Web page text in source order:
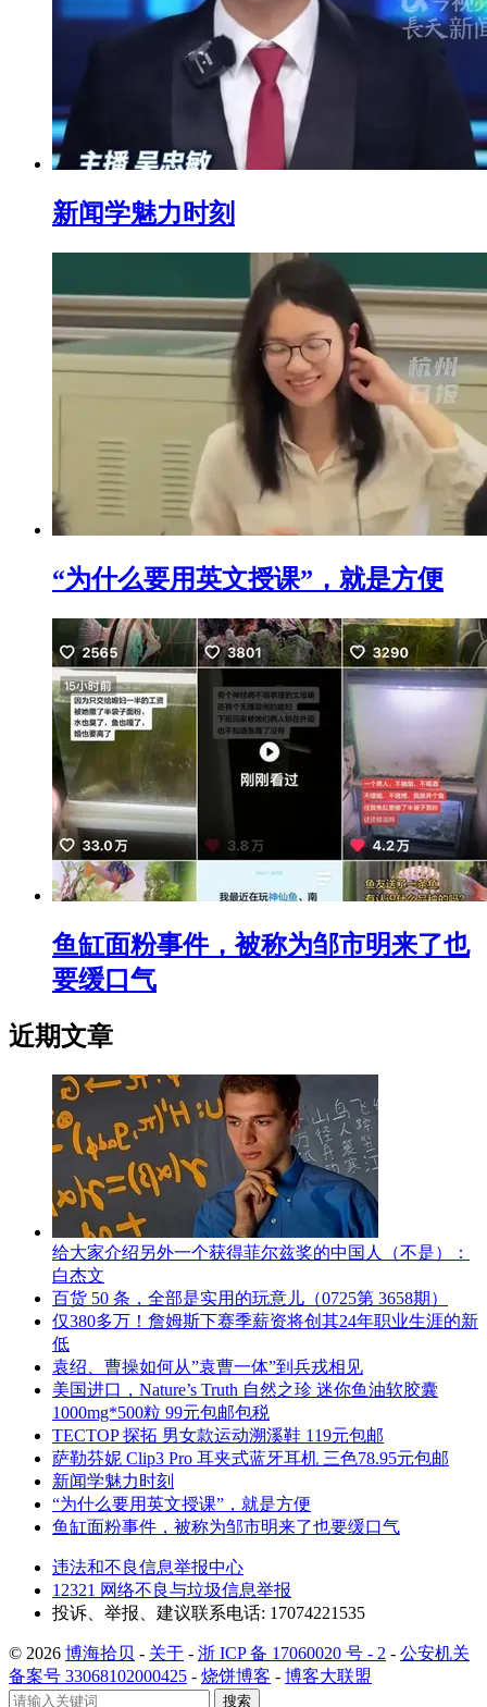
新闻学魅力时刻
“为什么要用英文授课”，就是方便
鱼缸面粉事件，被称为邹市明来了也
要缓口气
近期文章
给大家介绍另外一个获得菲尔兹奖的中国人（不是）：
白杰文
百货 50 条，全部是实用的玩意儿（0725第 3658期）
仅380多万！詹姆斯下赛季薪资将创其24年职业生涯的新
低
袁绍、曹操如何从”袁曹一体”到兵戎相见
美国进口，Nature’s Truth 自然之珍 迷你鱼油软胶囊
1000mg*500粒 99元包邮包税
TECTOP 探拓 男女款运动溯溪鞋 119元包邮
萨勒芬妮 Clip3 Pro 耳夹式蓝牙耳机 三色78.95元包邮
新闻学魅力时刻
“为什么要用英文授课”，就是方便
鱼缸面粉事件，被称为邹市明来了也要缓口气
违法和不良信息举报中心
12321 网络不良与垃圾信息举报
投诉、举报、建议联系电话: 17074221535
© 2026 博海拾贝 - 关于 - 浙 ICP 备 17060020 号 - 2 - 公安机关
备案号 33068102000425 - 烧饼博客 - 博客大联盟
搜索